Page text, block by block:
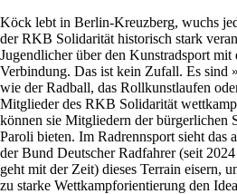
Köck lebt in Berlin-Kreuzberg, wuchs
der RKB Solidarität historisch stark
Jugendlicher über den Kunstradsport
Verbindung. Das ist kein Zufall. Es sind
wie der Radball, das Rollkunstlaufen
Mitglieder des RKB Solidarität
können sie Mitgliedern der bürgerlichen
Paroli bieten. Im Radrennsport sieht das
der Bund Deutscher Radfahrer (seit
geht mit der Zeit) dieses Terrain eisern,
zu starke Wettkampforientierung den